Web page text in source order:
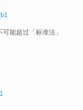
能超过「标准法」